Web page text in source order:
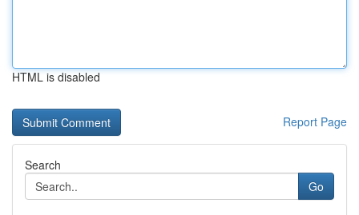
HTML is disabled
Report Page
Search
Go